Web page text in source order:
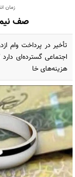
زمان
صف نیم
تأخیر در پرداخت وام
اجتماعی گسترده‌ای دارد
هزینه‌های خا